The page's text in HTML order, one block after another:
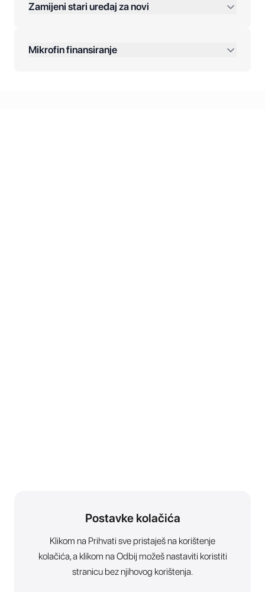
Plaćanje na rate:
Zamijeni stari uređaj za novi
Mikrofin finansiranje
Postavke kolačića
Klikom na Prihvati sve pristaješ na korištenje
kolačića, a klikom na Odbij možeš nastaviti koristiti
stranicu bez njihovog korištenja.